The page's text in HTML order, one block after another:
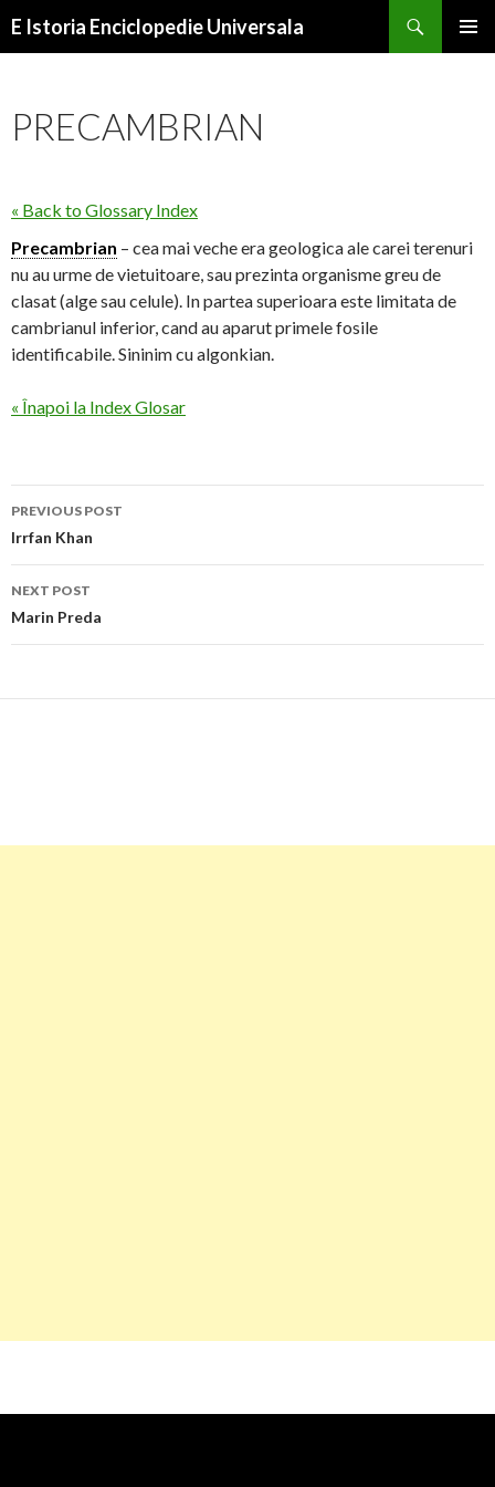
E Istoria Enciclopedie Universala
PRECAMBRIAN
« Back to Glossary Index
Precambrian – cea mai veche era geologica ale carei terenuri
nu au urme de vietuitoare, sau prezinta organisme greu de
clasat (alge sau celule). In partea superioara este limitata de
cambrianul inferior, cand au aparut primele fosile
identificabile. Sininim cu algonkian.
« Înapoi la Index Glosar
Post
navigation
PREVIOUS POST
Irrfan Khan
NEXT POST
Marin Preda